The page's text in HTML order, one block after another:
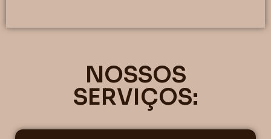
NOSSOS
SERVIÇOS: